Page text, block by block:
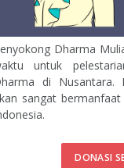
Dharma
untuk
di Nusantara.
sangat
DONASI